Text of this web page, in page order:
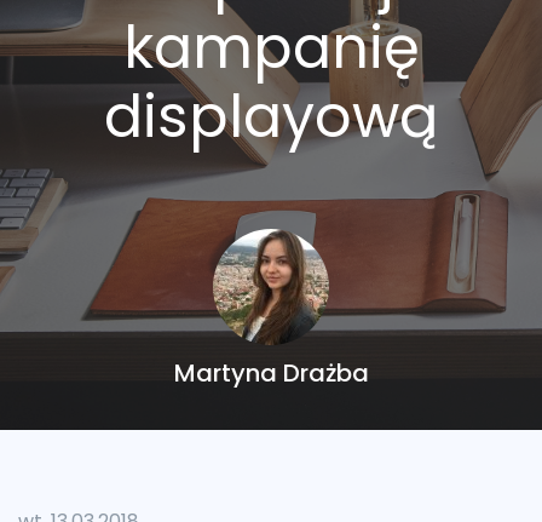
kampanię
displayową
Martyna Drażba